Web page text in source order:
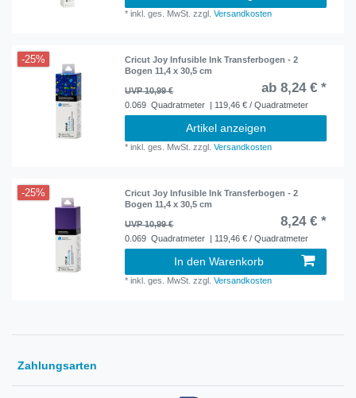
*inkl. ges. MwSt. zzgl.Versandkosten
-25%
Cricut Joy Infusible Ink Transferbogen - 2
Bogen 11,4 x 30,5 cm
UVP 10,99 € ab 8,24 € *
0.069 Quadratmeter | 119,46 € / Quadratmeter
Artikel anzeigen
*inkl. ges. MwSt. zzgl.Versandkosten
-25%
Cricut Joy Infusible Ink Transferbogen - 2
Bogen 11,4 x 30,5 cm
UVP 10,99 € 8,24 € *
0.069 Quadratmeter | 119,46 € / Quadratmeter
In den Warenkorb
*inkl. ges. MwSt. zzgl.Versandkosten
Zahlungsarten